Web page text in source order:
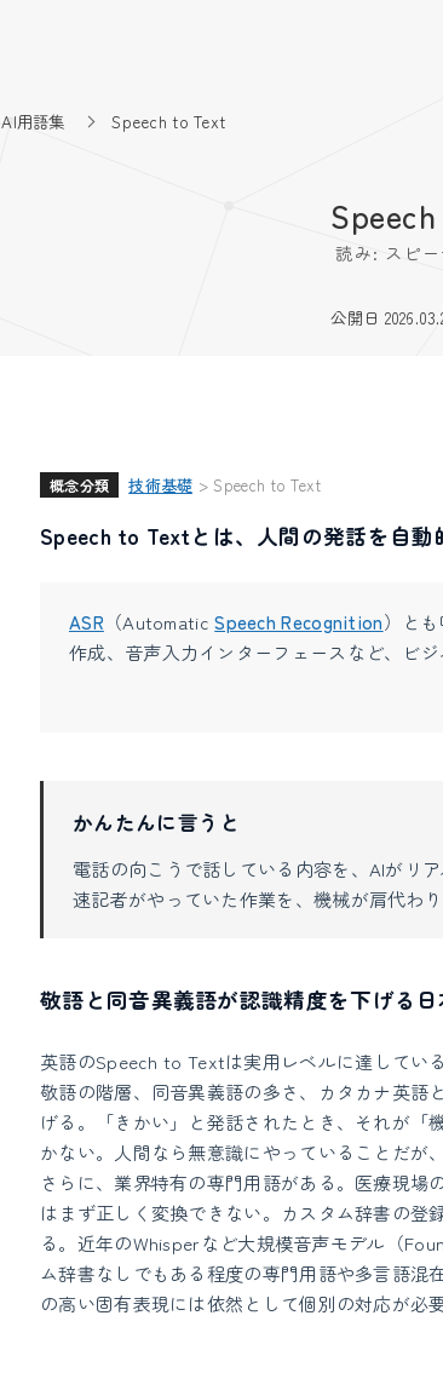
AI用語集 Speech to Text
読み: スピ
公開日
概念分類 技術基礎 >Speech to Text
Speech to Textとは、人間の発話を自
ASR （AutomaticSpeech Recognition）と
作成、音声入力インターフェースなど、ビ
かんたんに言うと
電話の向こうで話している内容を、AIがリ
速記者がやっていた作業を、機械が肩代わり
敬語と同音異義語が認識精度を下げる
英語のSpeech to Textは実用レベルに達してい
敬語の階層、同音異義語の多さ、カタカナ英語
げる。「きかい」と発話されたとき、それが「
かない。人間なら無意識にやっていることだが
さらに、業界特有の専門用語がある。医療現
はまず正しく変換できない。カスタム辞書の登
る。近年のWhisperなど大規模音声モデル（
ム辞書なしでもある程度の専門用語や多言語混
の高い固有表現には依然として個別の対応が必要